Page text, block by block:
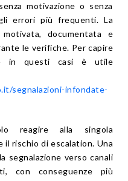
motivazione o senza
errori più frequenti. La
documentata e
le verifiche. Per capire
in questi casi è utile
segnalazioni-infondate-
reagire alla singola
il rischio di escalation. Una
segnalazione verso canali
con conseguenze più